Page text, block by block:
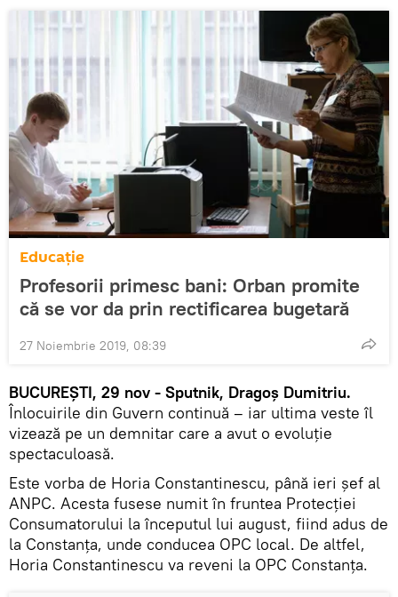
Educație
Profesorii primesc bani: Orban promite
că se vor da prin rectificarea bugetară
27 Noiembrie 2019, 08:39
BUCUREȘTI, 29 nov - Sputnik, Dragoș Dumitriu.
Înlocuirile din Guvern continuă – iar ultima veste îl
vizează pe un demnitar care a avut o evoluție
spectaculoasă.
Este vorba de Horia Constantinescu, până ieri șef al
ANPC. Acesta fusese numit în fruntea Protecției
Consumatorului la începutul lui august, fiind adus de
la Constanța, unde conducea OPC local. De altfel,
Horia Constantinescu va reveni la OPC Constanța.